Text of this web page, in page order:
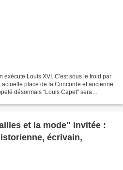
exécute Louis XVI. C'est sous le froid par
place de la Concorde et ancienne
désormais "Louis Capet" sera
et la mode" invitée :
écrivain,